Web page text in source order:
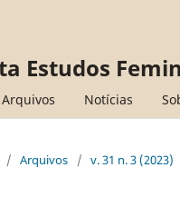
Estudos
Arquivos Notícias
/ Arquivos / v. 31 n. 3 (2023)